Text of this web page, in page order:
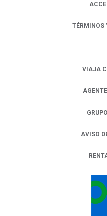
TÉRMINOS
VIAJA
AVISO